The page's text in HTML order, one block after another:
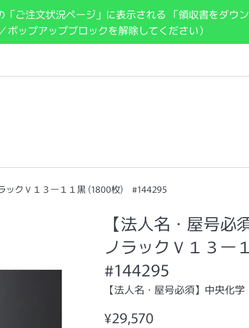
ご注文状況ページ」に表示される 「領収書をダウ
ップアップブロックを解除してください）
ックＶ１３ー１１黒 (1800枚) #144295
【法人名・屋号
ノラックＶ１３ー
#144295
【法人名・屋号必須】中央化学
通
¥29,570